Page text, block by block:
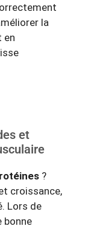
la
en
et
?
croissance,
Lors de
bonne